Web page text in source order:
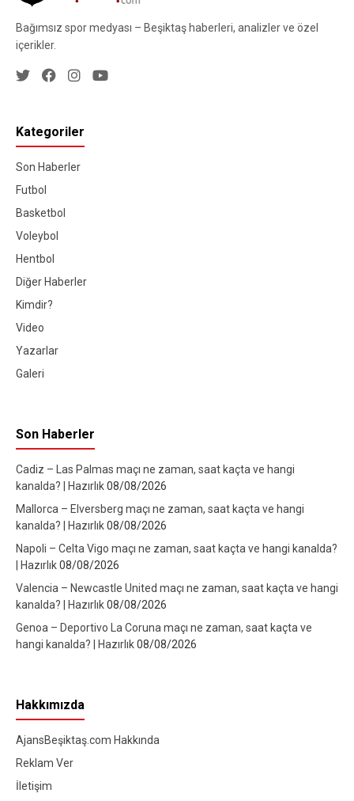
Bağımsız spor medyası – Beşiktaş haberleri, analizler ve özel
içerikler.
Kategoriler
Son Haberler
Futbol
Basketbol
Voleybol
Hentbol
Diğer Haberler
Kimdir?
Video
Yazarlar
Galeri
Son Haberler
Cadiz – Las Palmas maçı ne zaman, saat kaçta ve hangi
kanalda? | Hazırlık08/08/2026
Mallorca – Elversberg maçı ne zaman, saat kaçta ve hangi
kanalda? | Hazırlık08/08/2026
Napoli – Celta Vigo maçı ne zaman, saat kaçta ve hangi kanalda?
| Hazırlık08/08/2026
Valencia – Newcastle United maçı ne zaman, saat kaçta ve hangi
kanalda? | Hazırlık08/08/2026
Genoa – Deportivo La Coruna maçı ne zaman, saat kaçta ve
hangi kanalda? | Hazırlık08/08/2026
Hakkımızda
AjansBeşiktaş.com Hakkında
Reklam Ver
İletişim